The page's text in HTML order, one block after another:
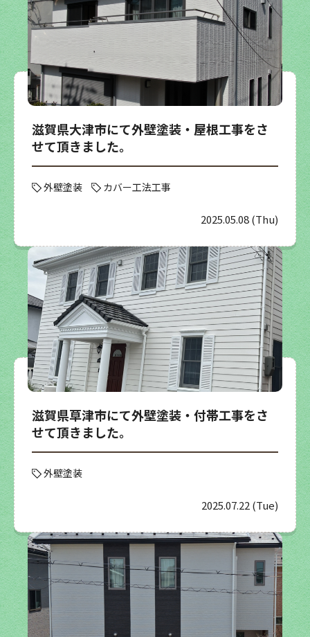
滋賀県大津市にて外壁塗装・屋根工事をさ
せて頂きました。
外壁塗装 カバー工法工事
2025.05.08 (Thu)
滋賀県草津市にて外壁塗装・付帯工事をさ
せて頂きました。
外壁塗装
2025.07.22 (Tue)